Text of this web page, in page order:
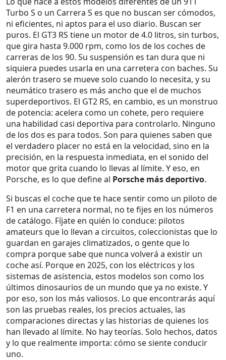
Turbo S o un Carrera S es que no buscan ser cómodos,
ni eficientes, ni aptos para el uso diario. Buscan ser
puros. El GT3 RS tiene un motor de 4.0 litros, sin turbos,
que gira hasta 9.000 rpm, como los de los coches de
carreras de los 90. Su suspensión es tan dura que ni
siquiera puedes usarla en una carretera con baches. Su
alerón trasero se mueve solo cuando lo necesita, y su
neumático trasero es más ancho que el de muchos
superdeportivos. El GT2 RS, en cambio, es un monstruo
de potencia: acelera como un cohete, pero requiere
una habilidad casi deportiva para controlarlo. Ninguno
de los dos es para todos. Son para quienes saben que
el verdadero placer no está en la velocidad, sino en la
precisión, en la respuesta inmediata, en el sonido del
motor que grita cuando lo llevas al límite. Y eso, en
Porsche, es lo que define al Porsche más deportivo.
Si buscas el coche que te hace sentir como un piloto de
F1 en una carretera normal, no te fijes en los números
de catálogo. Fíjate en quién lo conduce: pilotos
amateurs que lo llevan a circuitos, coleccionistas que lo
guardan en garajes climatizados, o gente que lo
compra porque sabe que nunca volverá a existir un
coche así. Porque en 2025, con los eléctricos y los
sistemas de asistencia, estos modelos son como los
últimos dinosaurios de un mundo que ya no existe. Y
por eso, son los más valiosos. Lo que encontrarás aquí
son las pruebas reales, los precios actuales, las
comparaciones directas y las historias de quienes los
han llevado al límite. No hay teorías. Solo hechos, datos
y lo que realmente importa: cómo se siente conducir
uno.